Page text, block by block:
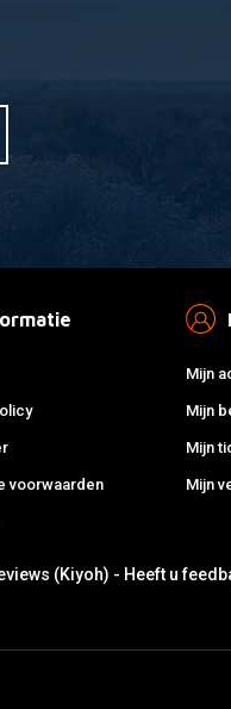
voorwaarden
Mijn
Mijn
Mijn
Mijn
(Kiyoh) - Heeft u